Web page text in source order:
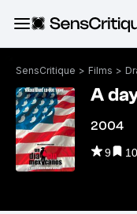
SensCritique > Films >
A
2004
9 10